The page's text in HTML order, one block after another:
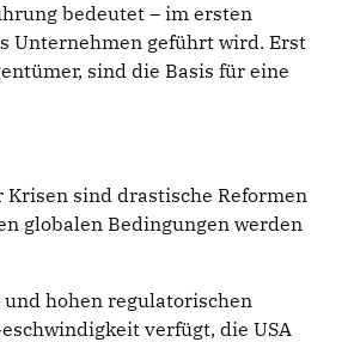
bedeutet – im ersten
Unternehmen geführt wird. Erst
sind die Basis für eine
sind drastische Reformen
globalen Bedingungen werden
hohen regulatorischen
verfügt, die USA